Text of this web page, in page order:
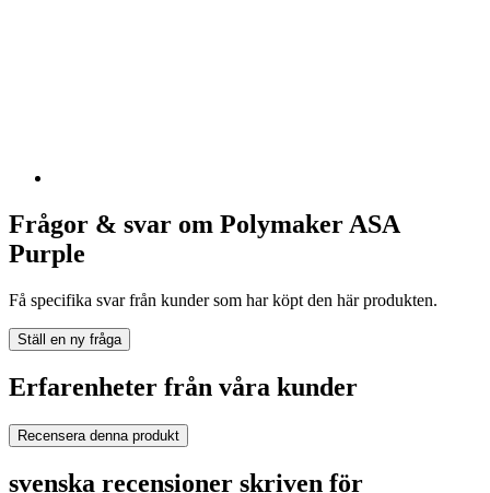
Frågor & svar om Polymaker ASA
Purple
Få specifika svar från kunder som har köpt den här produkten.
Ställ en ny fråga
Erfarenheter från våra kunder
Recensera denna produkt
svenska recensioner skriven för